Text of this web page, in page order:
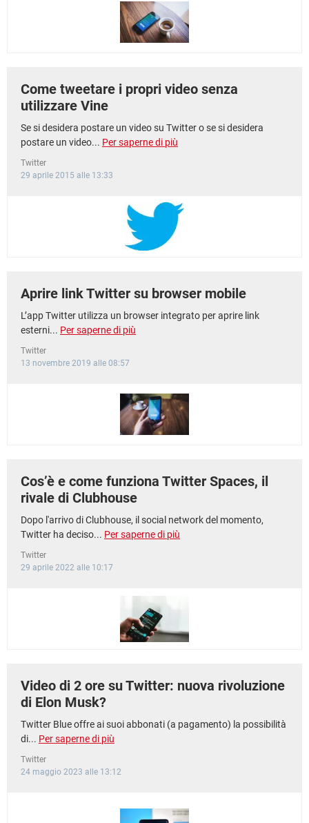
FACEBOOK
Come tweetare i propri video senza
utilizzare Vine
Se si desidera postare un video su Twitter o se si desidera
postare un video... Per saperne di più
Twitter
29 aprile 2015 alle 13:33
Aprire link Twitter su browser mobile
L’app Twitter utilizza un browser integrato per aprire link
esterni... Per saperne di più
Twitter
13 novembre 2019 alle 08:57
Cos’è e come funziona Twitter Spaces, il
rivale di Clubhouse
Dopo l'arrivo di Clubhouse, il social network del momento,
Twitter ha deciso... Per saperne di più
Twitter
29 aprile 2022 alle 10:17
Video di 2 ore su Twitter: nuova rivoluzione
di Elon Musk?
Twitter Blue offre ai suoi abbonati (a pagamento) la possibilità
di... Per saperne di più
Twitter
24 maggio 2023 alle 13:12